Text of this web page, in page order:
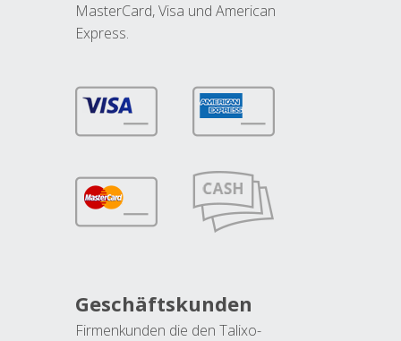
MasterCard, Visa und American
Express.
Geschäftskunden
Firmenkunden die den Talixo-